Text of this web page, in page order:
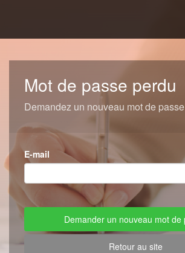
Mot de passe perdu
Demandez un nouveau mot de passe
E-mail
Retour au site